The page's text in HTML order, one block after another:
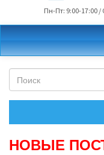
Пн-Пт: 9:00-17:00 /
НОВЫЕ